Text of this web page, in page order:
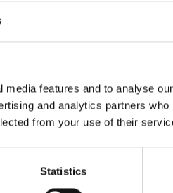
features and to analyse
and analytics partners
from your use of their
Statistics
tibetano? Gli esperti
amate terre.
inizia la stagione
Dhondup una volta si
e i 6500 metri solo una volta